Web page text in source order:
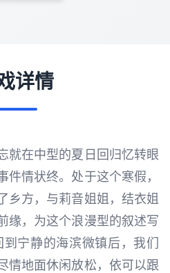
详情
就在中型的夏日回归忆转眼
件情状终。处于这个寒假，
乡方，与莉音姐姐，结衣姐
缘，为这个浪漫型的叙述写
宁静的海滨微镇后，我们
情地面休闲放松，依可以跟